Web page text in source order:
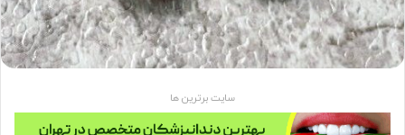
سایت برترین ها